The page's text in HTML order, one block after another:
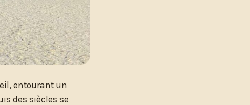
entourant un
des siècles se